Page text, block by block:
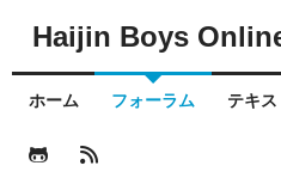
Haijin Boys
ホーム フォーラム テキス